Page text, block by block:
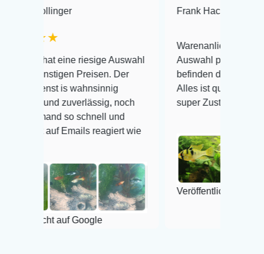
riesige Auswahl
Preisen. Der
noch
schnell und
reagiert wie
Frank Hackmayer ★★★★
Warenanlieferung Top und die
Auswahl plus gesundheitliches
befinden der Fische einwandfrei.
Alles ist quick lebendig und im
super Zustand. Gerne wieder 😃
Veröffentlicht auf Google